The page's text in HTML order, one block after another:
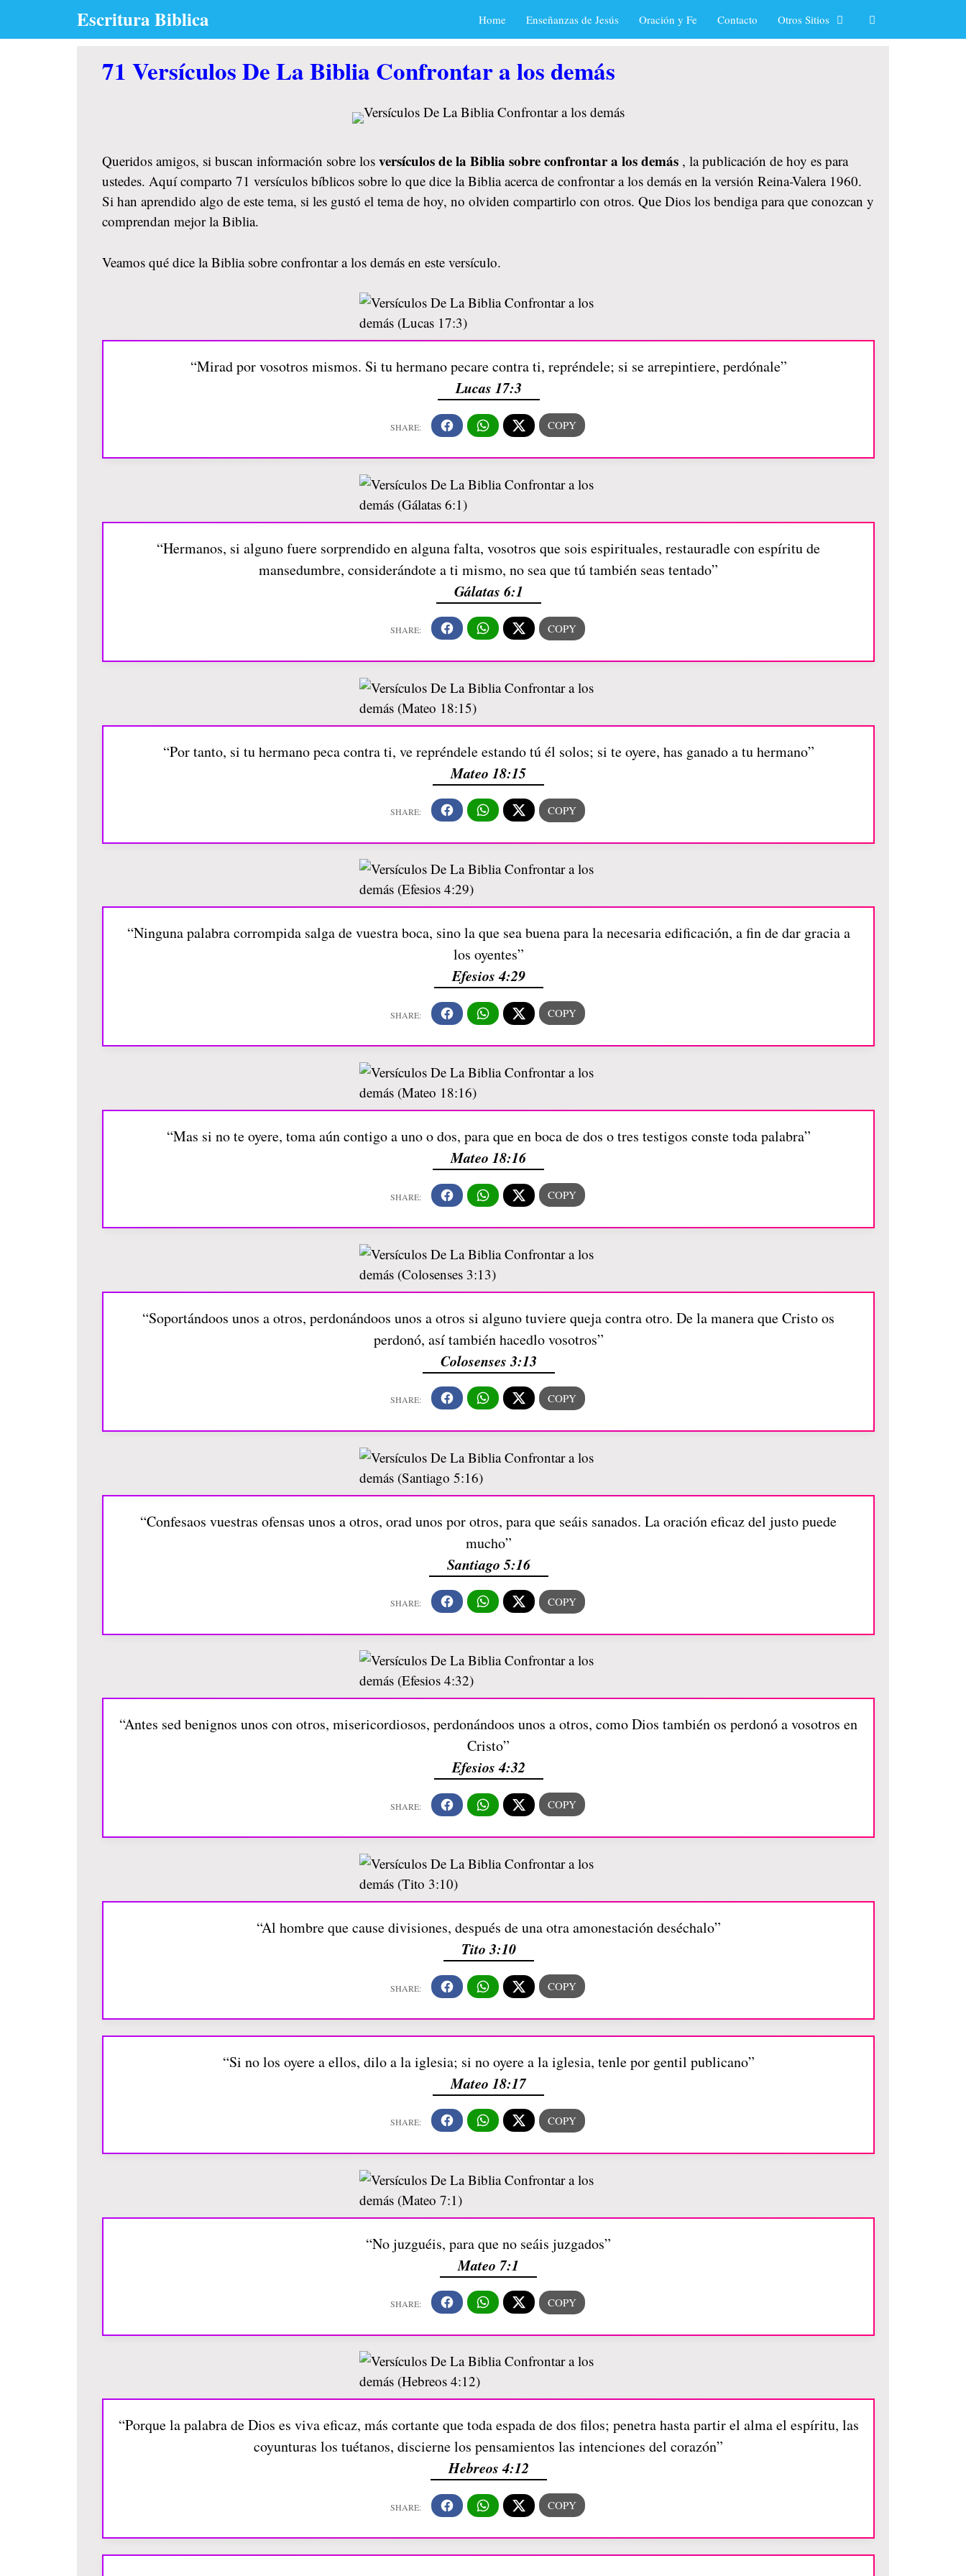
Escritura Biblica Home Enseñanzas de Jesús Oración y Fe Contacto Otros Sitios
71 Versículos De La Biblia Confrontar a los demás
Queridos amigos, si buscan información sobre los versículos de la Biblia sobre confrontar a los demás , la publicación de hoy es para
ustedes. Aquí comparto 71 versículos bíblicos sobre lo que dice la Biblia acerca de confrontar a los demás en la versión Reina-Valera 1960.
Si han aprendido algo de este tema, si les gustó el tema de hoy, no olviden compartirlo con otros. Que Dios los bendiga para que conozcan y
comprendan mejor la Biblia.
Veamos qué dice la Biblia sobre confrontar a los demás en este versículo.
“Mirad por vosotros mismos. Si tu hermano pecare contra ti, repréndele; si se arrepintiere, perdónale”
Lucas 17:3
“Hermanos, si alguno fuere sorprendido en alguna falta, vosotros que sois espirituales, restauradle con espíritu de
mansedumbre, considerándote a ti mismo, no sea que tú también seas tentado”
Gálatas 6:1
“Por tanto, si tu hermano peca contra ti, ve repréndele estando tú él solos; si te oyere, has ganado a tu hermano”
Mateo 18:15
“Ninguna palabra corrompida salga de vuestra boca, sino la que sea buena para la necesaria edificación, a fin de dar gracia a
los oyentes”
Efesios 4:29
“Mas si no te oyere, toma aún contigo a uno o dos, para que en boca de dos o tres testigos conste toda palabra”
Mateo 18:16
“Soportándoos unos a otros, perdonándoos unos a otros si alguno tuviere queja contra otro. De la manera que Cristo os
perdonó, así también hacedlo vosotros”
Colosenses 3:13
“Confesaos vuestras ofensas unos a otros, orad unos por otros, para que seáis sanados. La oración eficaz del justo puede
mucho”
Santiago 5:16
“Antes sed benignos unos con otros, misericordiosos, perdonándoos unos a otros, como Dios también os perdonó a vosotros en
Cristo”
Efesios 4:32
“Al hombre que cause divisiones, después de una otra amonestación deséchalo”
Tito 3:10
“Si no los oyere a ellos, dilo a la iglesia; si no oyere a la iglesia, tenle por gentil publicano”
Mateo 18:17
“No juzguéis, para que no seáis juzgados”
Mateo 7:1
“Porque la palabra de Dios es viva eficaz, más cortante que toda espada de dos filos; penetra hasta partir el alma el espíritu, las
coyunturas los tuétanos, discierne los pensamientos las intenciones del corazón”
Hebreos 4:12